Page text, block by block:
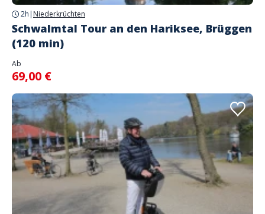
2h | Niederkrüchten
Schwalmtal Tour an den Hariksee, Brüggen
(120 min)
Ab
69,00 €